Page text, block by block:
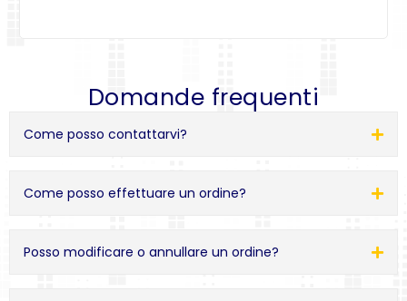
Domande frequenti
Come posso contattarvi?
Come posso effettuare un ordine?
Posso modificare o annullare un ordine?